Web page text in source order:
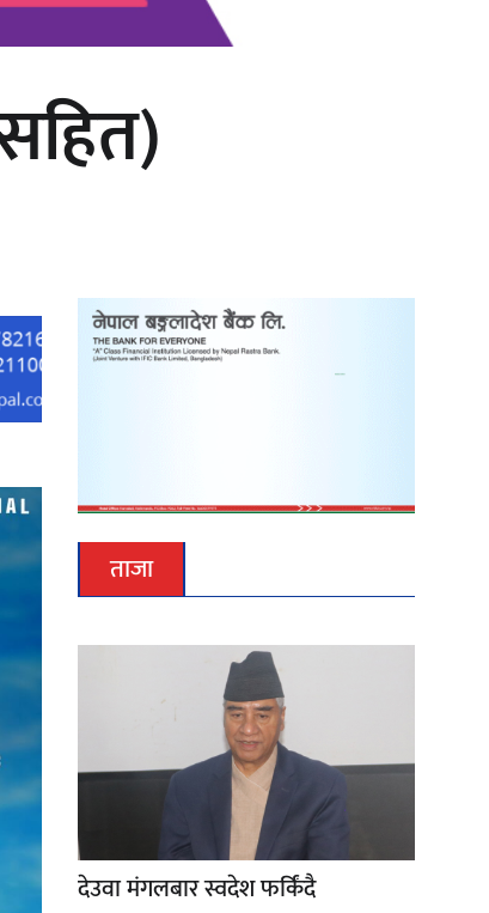
‘दुर्गा’ निर्माण गर्दै सम्राट
ताजा
देउवा मंगलबार स्वदेश फर्किंदै